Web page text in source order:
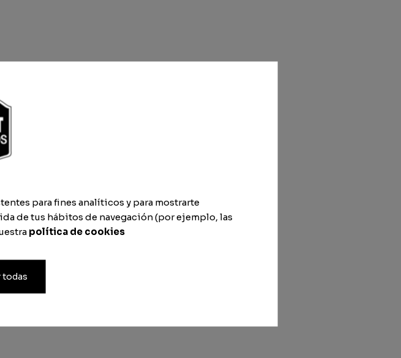
para fines analíticos y para mostrarte
de tus hábitos de navegación (por ejemplo, las
política de cookies
todas